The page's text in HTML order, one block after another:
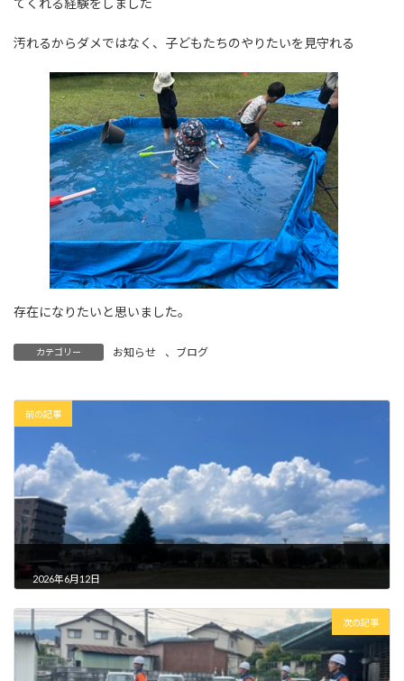
てくれる経験をしました
汚れるからダメではなく、子どもたちのやりたいを見守れる
存在になりたいと思いました。
カテゴリー お知らせ 、 ブログ
前の記事
2026年6月12日
次の記事